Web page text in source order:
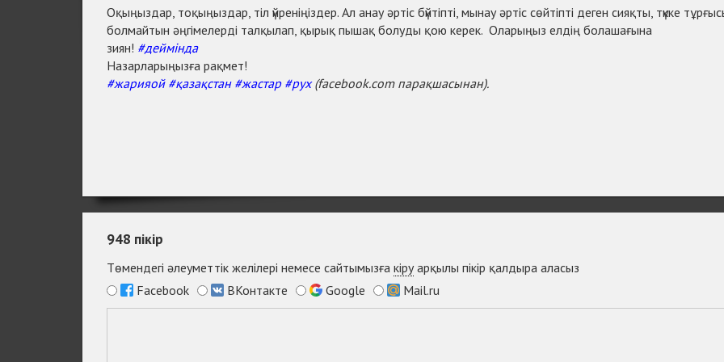
Оқыңыздар, тоқыңыздар, тіл үйреніңіздер. Ал анау әртіс бүйтіпті, мынау әртіс сөйтіпті деген сияқты, түкке
болмайтын әңгімелерді талқылап, қырық пышақ болуды қою керек. Оларыңыз елдің болашағына
зиян! #деймінда
Назарларыңызға рақмет!
#жарияой #қазақстан #жастар #рух (facebook.com парақшасынан).
948 пікір
Төмендегі әлеуметтік желілері немесе сайтымызға кіруарқылы пікір қалдыра аласыз
Facebook
ВКонтакте Google Mail.ru